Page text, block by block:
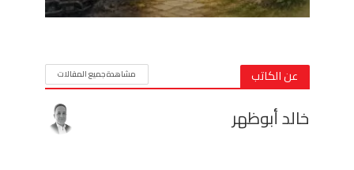
عن الكاتب مشاهدة جميع المقالات
خالد أبوظهر